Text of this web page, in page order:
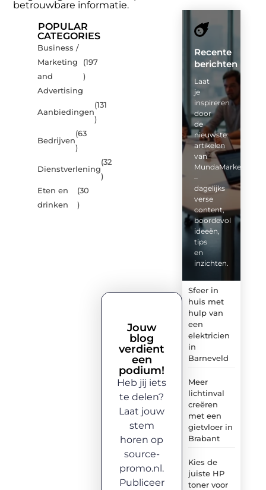
betrouwbare informatie.
POPULAR
CATEGORIES
Business /
Marketing
and
Advertising
(197
)
Aanbiedingen
(131
)
Bedrijven
(63
)
Dienstverlening
(32
)
Eten en
drinken
(30
)
Recente
berichten
Laat
je
inspireren
door
de
nieuwste
artikelen
van
MundaMarketing.nl
–
dagelijks
verse
content,
boordevol
ideeën,
tips
en
inzichten.
Sfeer in
huis met
hulp van
een
elektricien
in
Barneveld
Meer
lichtinval
creëren
met een
gietvloer in
Brabant
Kies de
juiste HP
toner voor
Jouw
blog
verdient
een
podium!
Heb jij iets
te delen?
Laat jouw
stem
horen op
source-
promo.nl.
Publiceer